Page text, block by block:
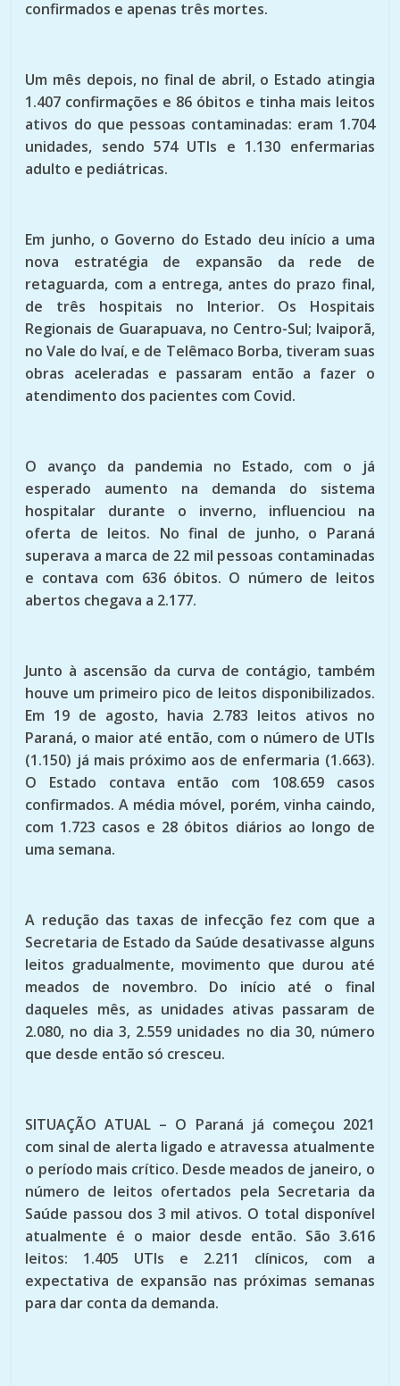
confirmados e apenas três mortes.
Um mês depois, no final de abril, o Estado atingia
1.407 confirmações e 86 óbitos e tinha mais leitos
ativos do que pessoas contaminadas: eram 1.704
unidades, sendo 574 UTIs e 1.130 enfermarias
adulto e pediátricas.
Em junho, o Governo do Estado deu início a uma
nova estratégia de expansão da rede de
retaguarda, com a entrega, antes do prazo final,
de três hospitais no Interior. Os Hospitais
Regionais de Guarapuava, no Centro-Sul; Ivaiporã,
no Vale do Ivaí, e de Telêmaco Borba, tiveram suas
obras aceleradas e passaram então a fazer o
atendimento dos pacientes com Covid.
O avanço da pandemia no Estado, com o já
esperado aumento na demanda do sistema
hospitalar durante o inverno, influenciou na
oferta de leitos. No final de junho, o Paraná
superava a marca de 22 mil pessoas contaminadas
e contava com 636 óbitos. O número de leitos
abertos chegava a 2.177.
Junto à ascensão da curva de contágio, também
houve um primeiro pico de leitos disponibilizados.
Em 19 de agosto, havia 2.783 leitos ativos no
Paraná, o maior até então, com o número de UTIs
(1.150) já mais próximo aos de enfermaria (1.663).
O Estado contava então com 108.659 casos
confirmados. A média móvel, porém, vinha caindo,
com 1.723 casos e 28 óbitos diários ao longo de
uma semana.
A redução das taxas de infecção fez com que a
Secretaria de Estado da Saúde desativasse alguns
leitos gradualmente, movimento que durou até
meados de novembro. Do início até o final
daqueles mês, as unidades ativas passaram de
2.080, no dia 3, 2.559 unidades no dia 30, número
que desde então só cresceu.
SITUAÇÃO ATUAL – O Paraná já começou 2021
com sinal de alerta ligado e atravessa atualmente
o período mais crítico. Desde meados de janeiro, o
número de leitos ofertados pela Secretaria da
Saúde passou dos 3 mil ativos. O total disponível
atualmente é o maior desde então. São 3.616
leitos: 1.405 UTIs e 2.211 clínicos, com a
expectativa de expansão nas próximas semanas
para dar conta da demanda.